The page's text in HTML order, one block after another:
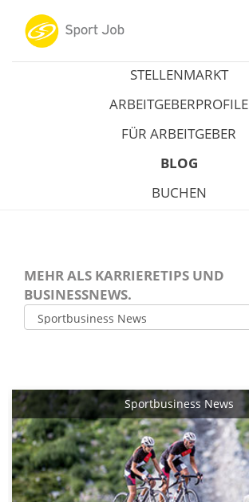
STELLENMARKT
ARBEITGEBERPROFILE
FÜR ARBEITGEBER
BLOG
BUCHEN
MEHR ALS KARRIERETIPS UND
BUSINESSNEWS.
Sportbusiness News